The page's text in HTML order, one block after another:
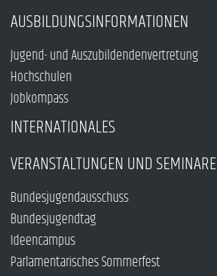
AUSBILDUNGSINFORMATIONEN
Jugend- und Auszubildendenvertretung
Hochschulen
Jobkompass
INTERNATIONALES
VERANSTALTUNGEN UND SEMINARE
Bundesjugendausschuss
Bundesjugendtag
Ideencampus
Parlamentarisches Sommerfest